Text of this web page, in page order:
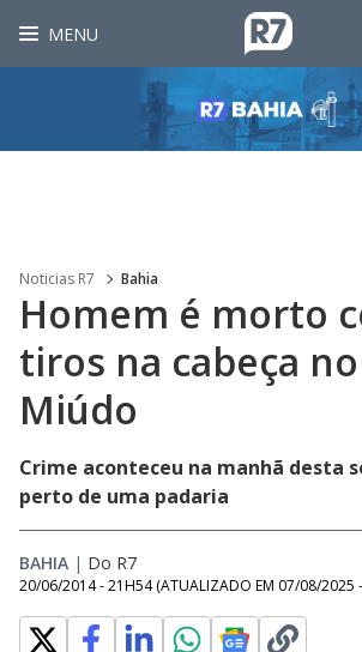
MENU
Noticias R7 Bahia
Homem é morto
tiros na cabeça no
Miúdo
Crime aconteceu na manhã desta
perto de uma padaria
BAHIA | Do R7
20/06/2014 - 21H54 (ATUALIZADO EM 07/08/2025